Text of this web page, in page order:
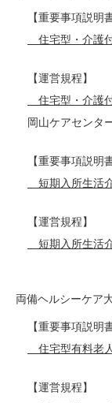
【重要事項説明
住宅型・介護
【運営規程】
住宅型・介護
岡山ケアセンタ
【重要事項説明
短期入所生活
【運営規程】
短期入所生活
両備ヘルシーケア
【重要事項説明
住宅型有料老
【運営規程】